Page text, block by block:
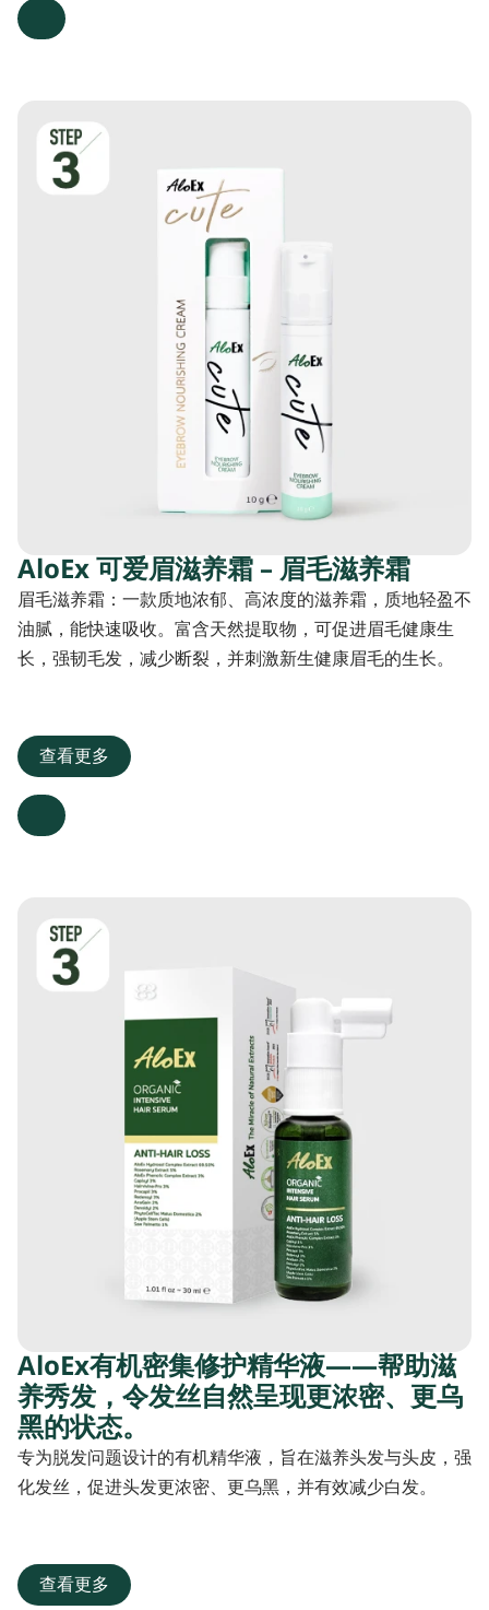
AloEx 可爱眉滋养霜 – 眉毛滋养霜
眉毛滋养霜：一款质地浓郁、高浓度的滋养霜，质地轻盈不
油腻，能快速吸收。富含天然提取物，可促进眉毛健康生
长，强韧毛发，减少断裂，并刺激新生健康眉毛的生长。
查看更多
AloEx有机密集修护精华液——帮助滋
养秀发，令发丝自然呈现更浓密、更乌
黑的状态。
专为脱发问题设计的有机精华液，旨在滋养头发与头皮，强
化发丝，促进头发更浓密、更乌黑，并有效减少白发。
查看更多